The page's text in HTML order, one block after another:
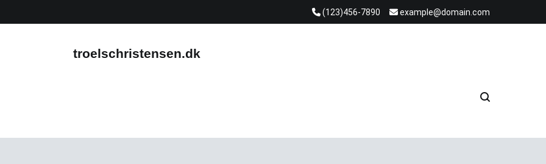
(123)456-7890 example@domain.com
troelschristensen.dk